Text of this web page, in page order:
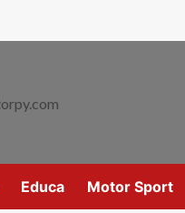
Educa Motor Sport